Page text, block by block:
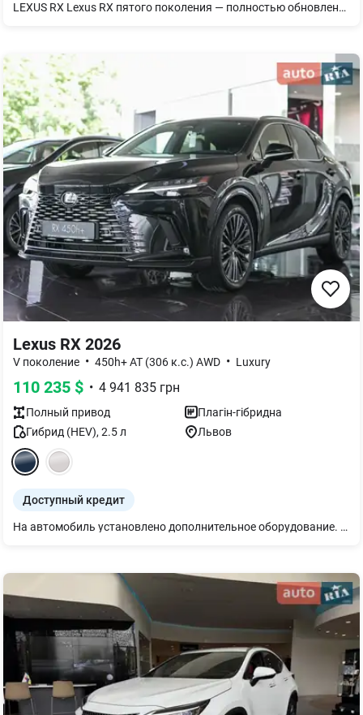
LEXUS RX Lexus RX пятого поколения — полностью обновленная модель, которая открывает новую важную главу в эволюции культового кроссовера. ОБНОВЛЕННЫЙ ХАРАКТЕР УПРАВЛЕНИЯ Чтобы обеспечить более точные реакции на действия водителя, RX претерпел много изменений: был снижен центр тяжести, изменены инерционные показатели, характеристики двигателя и трансмиссии, а также уменьшен вес. Модель построена на платформе GA-K, заднюю часть которой полностью переосмыслили для еще более точной настройки подвески. Это значительно улучшает характеристики и комфорт модели, а также делает ее более бесшумной. Ждем Вас в нашем дилерском центре.
Lexus RX 2026
V поколение • 450h+ AT (306 к.с.) AWD • Luxury
110 235 $ • 4 941 835 грн
Полный привод
Плагін-гібридна
Гибрид (HEV), 2.5л Львов
Доступный кредит
На автомобиль установлено дополнительное оборудование. Детали уточняйте у консультанта.